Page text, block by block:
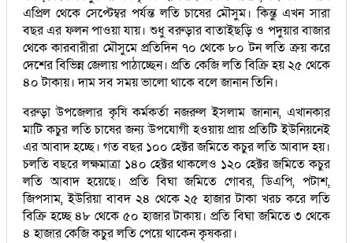
এপ্রিল থেকে সেপ্টেম্বর পর্যন্ত লতি চাষের মৌসুম। কিন্তু এখন সারা
বছর এর ফলন পাওয়া যায়। শুধু বরুড়ার বাতাইছড়ি ও পদুয়ার বাজার
থেকে কারবারীরা মৌসুমে প্রতিদিন ৭০ থেকে ৮০ টন লতি ক্রয় করে
দেশের বিভিন্ন জেলায় পাঠাচ্ছেন। প্রতি কেজি লতি বিক্রি হয় ২৫ থেকে
৪০ টাকায়। দাম সব সময় ভালো থাকে বলে জানান তিনি।
বরুড়া উপজেলার কৃষি কর্মকর্তা নজরুল ইসলাম জানান, এখানকার
মাটি কচুর লতি চাষের জন্য উপযোগী হওয়ায় প্রায় প্রতিটি ইউনিয়নেই
এর আবাদ হচ্ছে। গত বছর ১০০ হেক্টর জমিতে কচুর লতি আবাদ হয়।
চলতি বছরে লক্ষমাত্রা ১৪০ হেক্টর থাকলেও ১২০ হেক্টর জমিতে কচুর
লতি আবাদ হয়েছে। প্রতি বিঘা জমিতে গোবর, ডিএপি, পটাশ,
জিপসাম, ইউরিয়া বাবদ ২৪ থেকে ২৫ হাজার টাকা খরচ করে লতি
বিক্রি হচ্ছে ৪৮ থেকে ৫০ হাজার টাকায়। প্রতি বিঘা জমিতে ৩ থেকে
৪ হাজার কেজি কচুর লতি পেয়ে থাকেন কৃষকরা।